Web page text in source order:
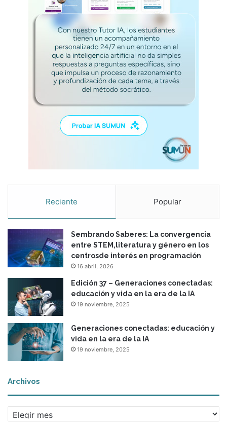
Reciente Popular
Sembrando Saberes: La convergencia
entre STEM,literatura y género en los
centrosde interés en programación
16 abril, 2026
Edición 37 – Generaciones conectadas:
educación y vida en la era de la IA
19 noviembre, 2025
Generaciones conectadas: educación y
vida en la era de la IA
19 noviembre, 2025
Archivos